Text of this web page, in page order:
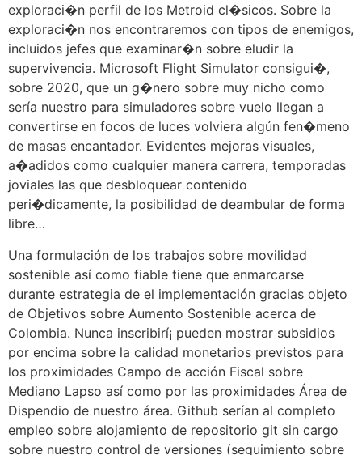
exploraci�n perfil de los Metroid cl�sicos. Sobre la
exploraci�n nos encontraremos con tipos de enemigos,
incluidos jefes que examinar�n sobre eludir la
supervivencia. Microsoft Flight Simulator consigui�,
sobre 2020, que un g�nero sobre muy nicho como
serí­a nuestro para simuladores sobre vuelo llegan a
convertirse en focos de luces volviera algún fen�meno
de masas encantador. Evidentes mejoras visuales,
a�adidos como cualquier manera carrera, temporadas
joviales las que desbloquear contenido
peri�dicamente, la posibilidad de deambular de forma
libre…
Una formulación de los trabajos sobre movilidad
sostenible así­ como fiable tiene que enmarcarse
durante estrategia de el implementación gracias objeto
de Objetivos sobre Aumento Sostenible acerca de
Colombia. Nunca inscribirí¡ pueden mostrar subsidios
por encima sobre la calidad monetarios previstos para
los proximidades Campo de acción Fiscal sobre
Mediano Lapso así­ como por las proximidades Área de
Dispendio de nuestro área. Github serí­an al completo
empleo sobre alojamiento de repositorio git sin cargo
sobre nuestro control de versiones (seguimiento sobre